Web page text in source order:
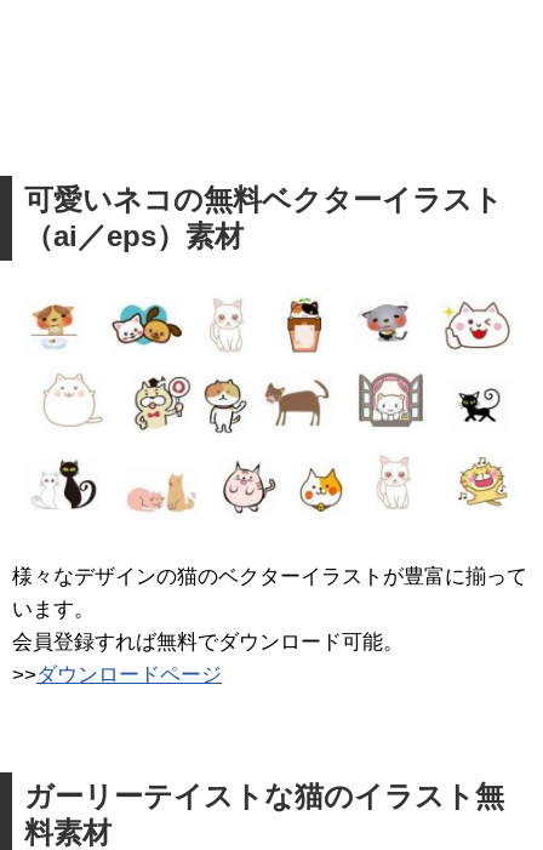
可愛いネコの無料ベクターイラスト
（ai／eps）素材
様々なデザインの猫のベクターイラストが豊富に揃って
います。
会員登録すれば無料でダウンロード可能。
>>ダウンロードページ
ガーリーテイストな猫のイラスト無
料素材